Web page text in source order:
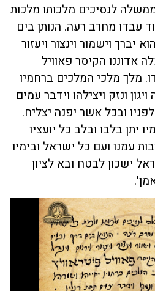
לנסיכים מלכותו מלכות
עבדו מחרב רעה. הנותן בים
יברך וישמור וינצור ויעזור
אדוננו הקיסר פאוויל
מלך מלכי המלכים ברחמיו
ונזק ויצילהו וידבר עמים
ובכל אשר יפנה יצליח.
יתן בלבו ובלב כל יועציו
עמנו ועם כל ישראל ובימיו
ישכון לבטח ובא לציון